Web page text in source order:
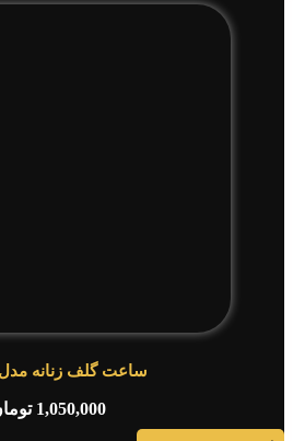
ساعت گلف زنانه مدل L0211
1,050,000